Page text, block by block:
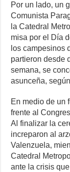
o
k
Por un lado, un
Comunista
la Catedral
misa por el Día
los campesinos
partieron desde
semana, se
asunceña,
En medio de un
frente al
Al finalizar la
increparon al
Valenzuela,
Catedral
ante la crisis